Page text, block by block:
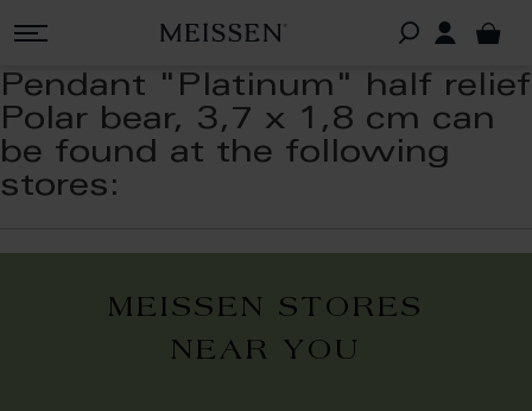
Pendant "Platinum" half relief
Polar bear, 3,7 x 1,8 cm can
be found at the following
stores:
MEISSEN STORES
NEAR YOU